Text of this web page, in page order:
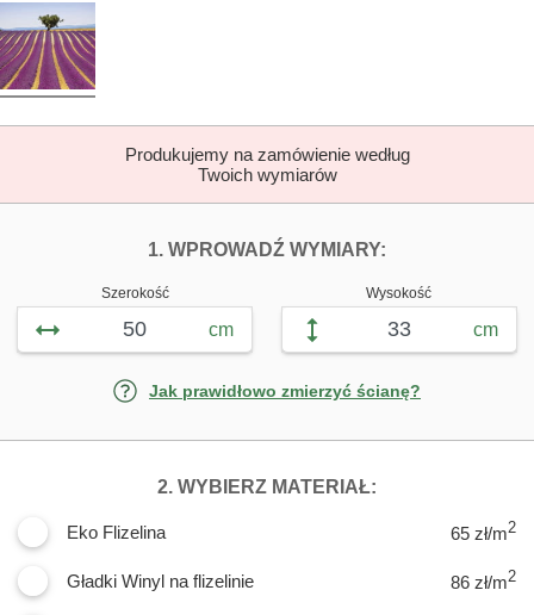
Produkujemy na zamówienie według
Twoich wymiarów
1. WPROWADŹ WYMIARY:
Szerokość
cm
Wysokość
cm
Jak prawidłowo zmierzyć ścianę?
2. WYBIERZ MATERIAŁ:
Eko Flizelina 65 zł/m2
Gładki Winyl na flizelinie 86 zł/m2